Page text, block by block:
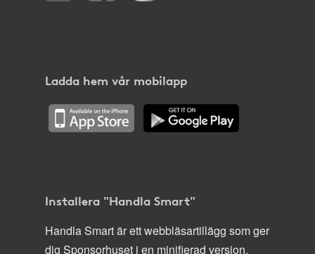
Ladda hem vår mobilapp
Installera "Handla Smart"
Handla Smart är ett webbläsartillägg som ger
dig Sponsorhuset i en minifierad version,